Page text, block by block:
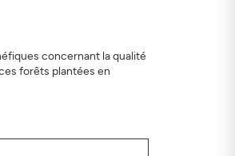
concernant la qualité
forêts plantées en